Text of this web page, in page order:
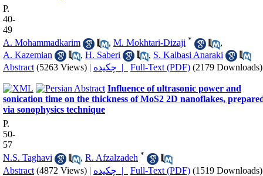
P.
40-
49
A. Mohammadkarim
, M. Mokhtari-Dizaji *
,
A. Kazemian
, H. Saberi , S. Kalbasi Anaraki
Abstract (5263 Views) | چکیده | Full-Text (PDF) (2179 Downloads)
Influence of ultrasonic power and
sonication time on the thickness of MoS2 2D nanoflakes,
via sonophysics technique
P.
50-
57
N.S. Taghavi
, R. Afzalzadeh *
Abstract (4872 Views) | چکیده | Full-Text (PDF) (1519 Downloads)